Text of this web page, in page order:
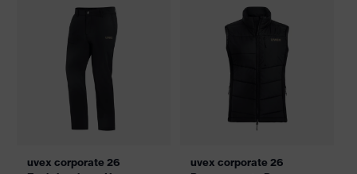
uvex corporate 26
uvex corporate 26